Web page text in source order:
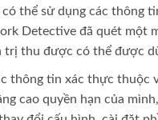
thể sử dụng các thông
Detective đã quét một
thu được có thể được
thông tin xác thực thuộc
cao quyền hạn của